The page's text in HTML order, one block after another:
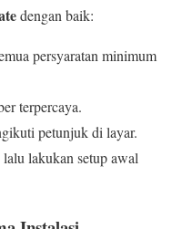
dengan baik:
persyaratan minimum
terpercaya.
petunjuk di layar.
lakukan setup awal